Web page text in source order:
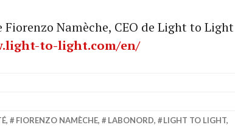
Namèche, CEO de Light to Light
to-light.com/en/
, FIORENZO NAMÈCHE, LABONORD, LIGHT TO LIGHT,